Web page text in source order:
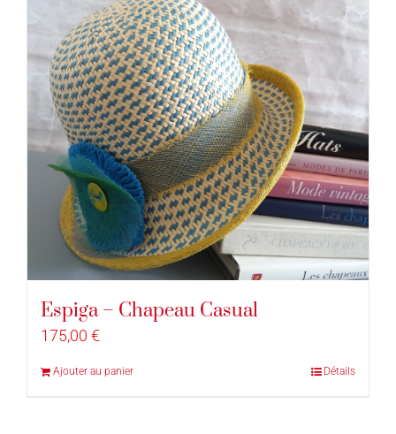
Espiga – Chapeau Casual
175,00 €
Ajouter au panier Détails